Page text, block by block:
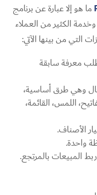
ما هو إلا عبارة عن برنامج
الكثير من العملاء
التي من بينها الآتي:
معرفة سابقة
وهي طرق أساسية،
اللمس، القائمة،
الأصناف.
المبيعات بالمرتجع.